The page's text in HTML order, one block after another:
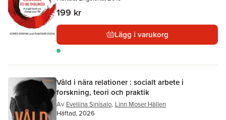
199 kr
Lägg i varukorg
Våld i nära relationer : socialt arbete i
forskning, teori och praktik
Av Eveliina Sinisalo, Linn Moser Hällen
Häftad, 2026